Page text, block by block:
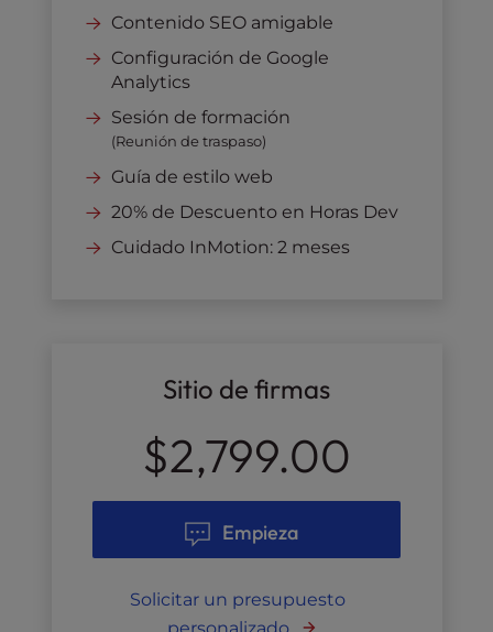
Contenido SEO amigable
Configuración de Google
Analytics
Sesión de formación
(Reunión de traspaso)
Guía de estilo web
20% de Descuento en Horas Dev
Cuidado InMotion: 2 meses
Sitio de firmas
$2,799.00
Empieza
Solicitar un presupuesto